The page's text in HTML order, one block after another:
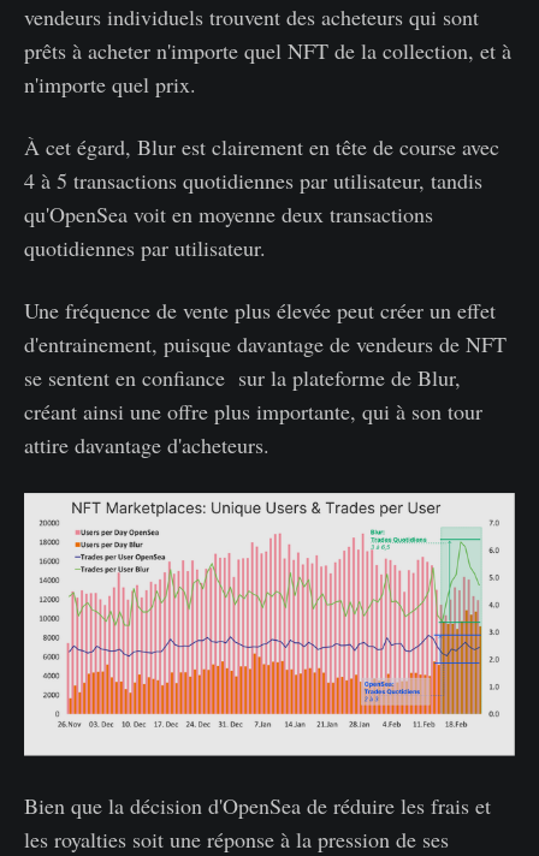
vendeurs individuels trouvent des acheteurs qui sont
prêts à acheter n'importe quel NFT de la collection, et à
n'importe quel prix.
À cet égard, Blur est clairement en tête de course avec
4 à 5 transactions quotidiennes par utilisateur, tandis
qu'OpenSea voit en moyenne deux transactions
quotidiennes par utilisateur.
Une fréquence de vente plus élevée peut créer un effet
d'entrainement, puisque davantage de vendeurs de NFT
se sentent en confiance sur la plateforme de Blur,
créant ainsi une offre plus importante, qui à son tour
attire davantage d'acheteurs.
Bien que la décision d'OpenSea de réduire les frais et
les royalties soit une réponse à la pression de ses